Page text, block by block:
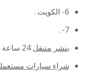
6- الكويت .
7- .
بنشر متنقل24 ساعة جميع مناطق الكويت .
شراء سيارات